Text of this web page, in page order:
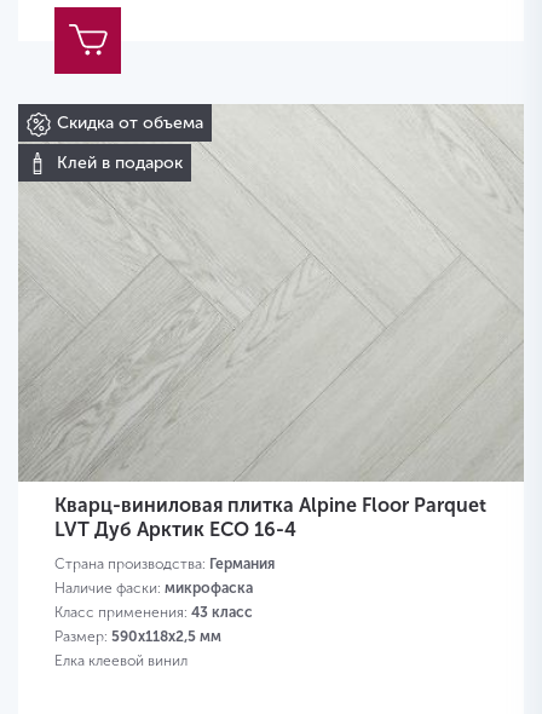
Скидка от объема
Клей в подарок
Кварц-виниловая плитка Alpine Floor Parquet
LVT Дуб Арктик ЕСО 16-4
Страна производства: Германия
Наличие фаски: микрофаска
Класс применения: 43 класс
Размер: 590х118х2,5 мм
Елка клеевой винил